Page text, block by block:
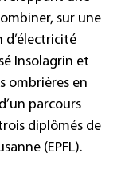
sur une
Insolagrin et
ombrières en
parcours
diplômés de
(EPFL).